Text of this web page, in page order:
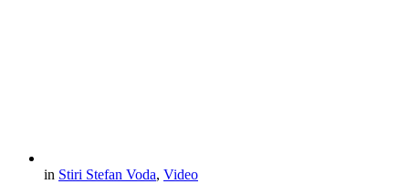
in Stiri Stefan Voda, Video